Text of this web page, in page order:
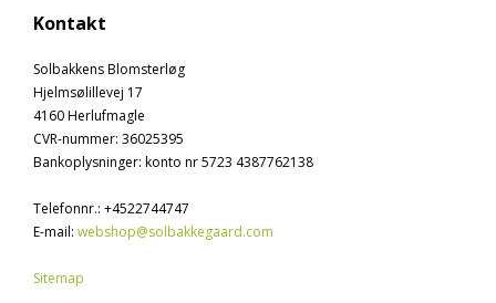
Kontakt
Solbakkens Blomsterløg
Hjelmsølillevej 17
4160 Herlufmagle
CVR-nummer: 36025395
Bankoplysninger: konto nr 5723 4387762138
Telefonnr.: +4522744747
E-mail: webshop@solbakkegaard.com
Sitemap